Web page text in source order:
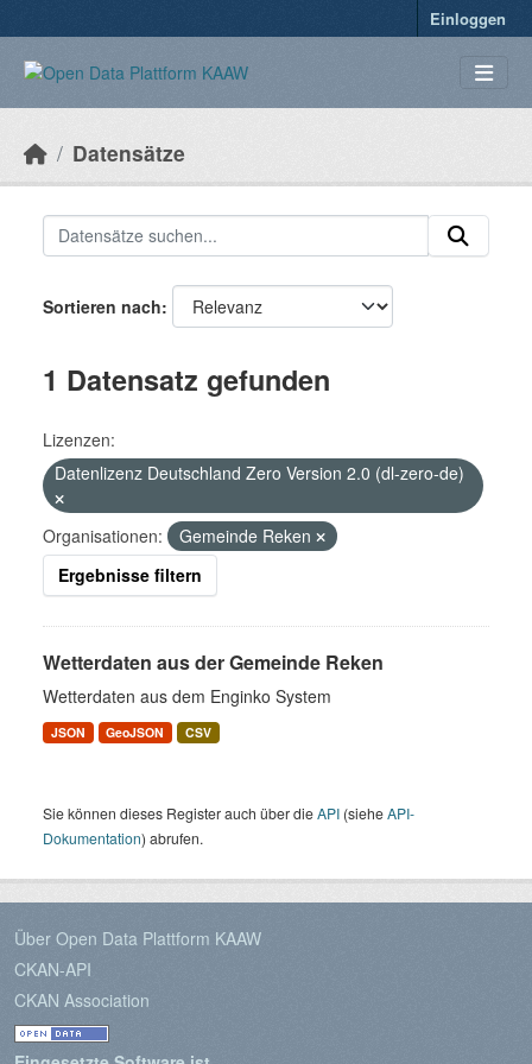
Einloggen
Datensätze
Sortieren nach
1 Datensatz gefunden
Lizenzen:
Datenlizenz Deutschland Zero Version 2.0 (dl-zero-de)
Organisationen:
Gemeinde Reken
Ergebnisse filtern
Wetterdaten aus der Gemeinde Reken
Wetterdaten aus dem Enginko System
JSON GeoJSON CSV
Sie können dieses Register auch über dieAPI (sieheAPI-
Dokumentation) abrufen.
Über Open Data Plattform KAAW
CKAN-API
CKAN Association